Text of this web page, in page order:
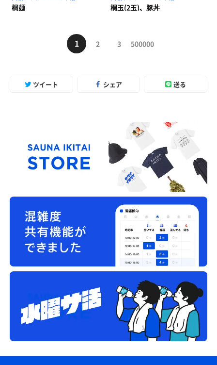
桐麺 桐玉(2玉)、豚丼
1 2 3 500000
ツイート シェア 送る